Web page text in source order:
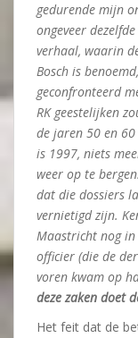
gedurende mijn
ongeveer
verhaal, waarin
Bosch is
geconfronteerd
RK geestelijken
de jaren 50 en
is 1997, niets
weer op te
dat die dossiers
vernietigd zijn.
Maastricht nog in
officier (die de
voren kwam op
deze zaken doet
Het feit dat de